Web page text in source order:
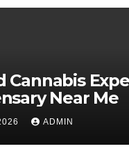
Cannabis
Near Me
ADMIN